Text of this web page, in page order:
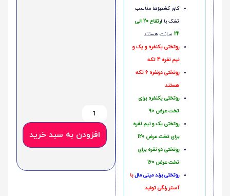
کاور کشدوزها مناسب
تشک با ا
رتفاع 20 الی
22 سانت هستند
روتختی یکنفره و یک و
نیم نفره 4 تکه
روتختی دونفره 6 تکه
هستند
روتختی یکنفره برای
تخت عرض 90
روتختی یک و نیم نفره
برای تخت عرض 120
روتختی دو نفره برای
تخت عرض 160
روتختی‌ برند مینی مالبا
آستر رنگی تولید
افزودن به سبد خرید